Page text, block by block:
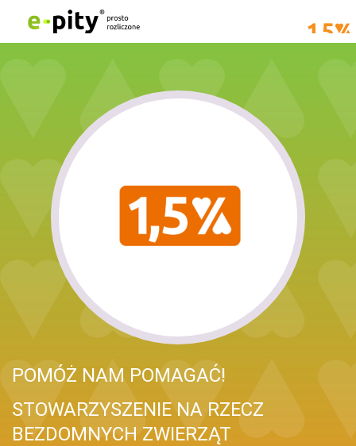
POMÓŻ NAM POMAGAĆ!
STOWARZYSZENIE NA RZECZ
BEZDOMNYCH ZWIERZĄT